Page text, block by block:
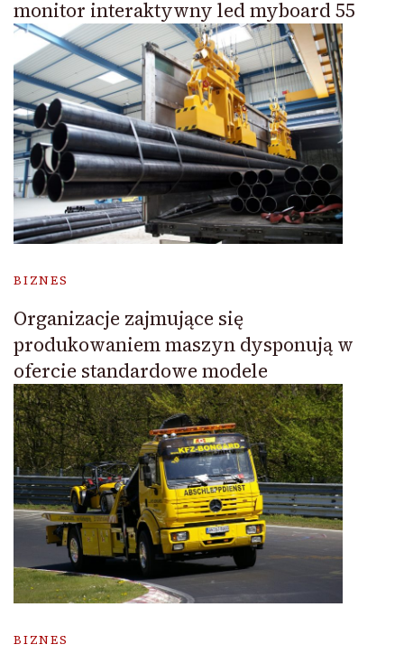
monitor interaktywny led myboard 55
BIZNES
Organizacje zajmujące się
produkowaniem maszyn dysponują w
ofercie standardowe modele
BIZNES